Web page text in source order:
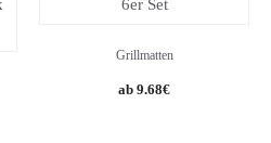
Grillmatten
Original
9.68€Current